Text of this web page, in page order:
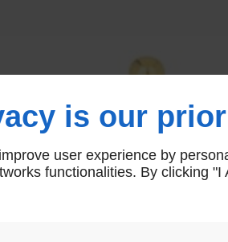
is our
user experience by
functionalities. By clicking